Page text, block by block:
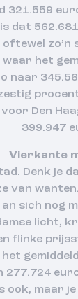
321.559
dat
oftewel
het
naar
Den
399.947
Vierkante
Denk je
van
sich nog
licht,
flinke
het
277.724
ook, maar